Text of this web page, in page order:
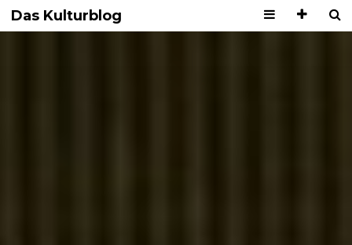
Das Kulturblog